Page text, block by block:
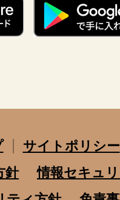
サイトポリシー
針
情報セキュ